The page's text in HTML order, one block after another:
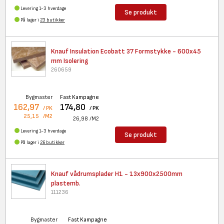
Levering 1-3 hverdage
På lager i 23 butikker
Se produkt
Knauf Insulation Ecobatt 37Formstykke - 600x45
mm Isolering
260659
Bygmaster
162,97 / PK
25,15 /M2
Fast Kampagne
174,80 / PK
26,98 /M2
Levering 1-3 hverdage
På lager i 26 butikker
Se produkt
Knauf vådrumsplader H1 - 13x900x2500mm
plastemb.
111236
Bygmaster Fast Kampagne